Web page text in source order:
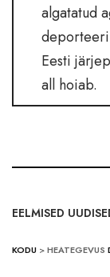
algatatud
Eesti
all hoiab.
EELMISED
KODU >HEATEGEVUS